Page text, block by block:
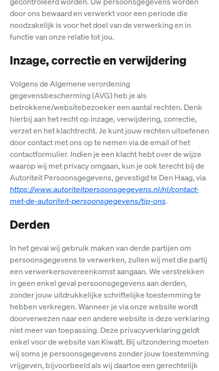
door ons bewaard en verwerkt voor een periode die
noodzakelijk is voor het doel van de verwerking en in
functie van onze relatie tot jou.
Inzage, correctie en verwijdering
Volgens de Algemene verordening
gegevensbescherming (AVG) heb je als
betrokkene/websitebezoeker een aantal rechten. Denk
hierbij aan het recht op inzage, verwijdering, correctie,
verzet en het klachtrecht. Je kunt jouw rechten uitoefenen
door contact met ons op te nemen via de email of het
contactformulier. Indien je een klacht hebt over de wijze
waarop wij met privacy omgaan, kun je ook terecht bij de
Autoriteit Persoonsgegevens, gevestigd te Den Haag, via
https://www.autoriteitpersoonsgegevens.nl/nl/contact-
met-de-autoriteit-persoonsgegevens/tip-ons.
Derden
In het geval wij gebruik maken van derde partijen om
persoonsgegevens te verwerken, zullen wij met die partij
een verwerkersovereenkomst aangaan. We verstrekken
in geen enkel geval persoonsgegevens aan derden,
zonder jouw uitdrukkelijke schriftelijke toestemming te
hebben verkregen. Wanneer je via onze website wordt
doorverwezen naar een andere website is deze verklaring
niet meer van toepassing. Deze privacyverklaring geldt
enkel voor de website van Kiwatt. Bij uitzondering moeten
wij soms je persoonsgegevens zonder jouw toestemming
vrijgeven, bijvoorbeeld als wij daartoe een gerechtelijk